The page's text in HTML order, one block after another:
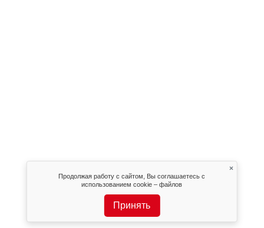
Продолжая работу с сайтом, Вы соглашаетесь с
использованием cookie – файлов
Принять
×